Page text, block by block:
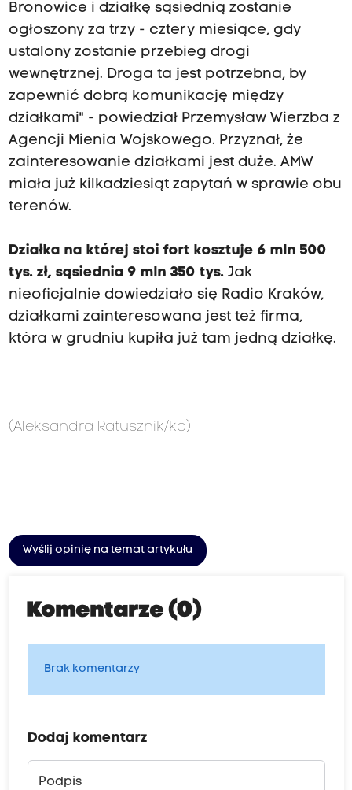
Bronowice i działkę sąsiednią zostanie
ogłoszony za trzy - cztery miesiące, gdy
ustalony zostanie przebieg drogi
wewnętrznej. Droga ta jest potrzebna, by
zapewnić dobrą komunikację między
działkami" - powiedział Przemysław Wierzba z
Agencji Mienia Wojskowego. Przyznał, że
zainteresowanie działkami jest duże. AMW
miała już kilkadziesiąt zapytań w sprawie obu
terenów.
Działka na której stoi fort kosztuje 6 mln 500
tys. zł, sąsiednia 9 mln 350 tys.Jak
nieoficjalnie dowiedziało się Radio Kraków,
działkami zainteresowana jest też firma,
która w grudniu kupiła już tam jedną działkę.
(Aleksandra Ratusznik/ko)
Wyślij opinię na temat artykułu
Komentarze (0)
Brak komentarzy
Dodaj komentarz
Podpis